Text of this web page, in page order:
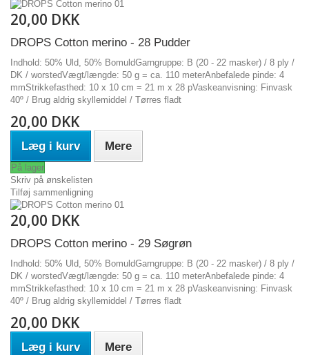
20,00 DKK
DROPS Cotton merino - 28 Pudder
Indhold: 50% Uld, 50% BomuldGarngruppe: B (20 - 22 masker) / 8 ply /
DK / worstedVægt/længde: 50 g = ca. 110 meterAnbefalede pinde: 4
mmStrikkefasthed: 10 x 10 cm = 21 m x 28 pVaskeanvisning: Finvask
40º / Brug aldrig skyllemiddel / Tørres fladt
20,00 DKK
Læg i kurv Mere
På lager
Skriv på ønskelisten
Tilføj sammenligning
20,00 DKK
DROPS Cotton merino - 29 Søgrøn
Indhold: 50% Uld, 50% BomuldGarngruppe: B (20 - 22 masker) / 8 ply /
DK / worstedVægt/længde: 50 g = ca. 110 meterAnbefalede pinde: 4
mmStrikkefasthed: 10 x 10 cm = 21 m x 28 pVaskeanvisning: Finvask
40º / Brug aldrig skyllemiddel / Tørres fladt
20,00 DKK
Læg i kurv Mere